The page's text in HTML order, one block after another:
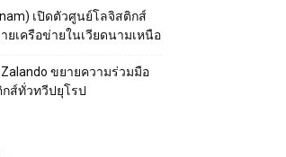
เปิดตัวศูนย์โลจิสติกส์
ยเครือข่ายในเวียดนามเหนือ
Zalando ขยายความร่วมมือ
ส์ทั่วทวีปยุโรป